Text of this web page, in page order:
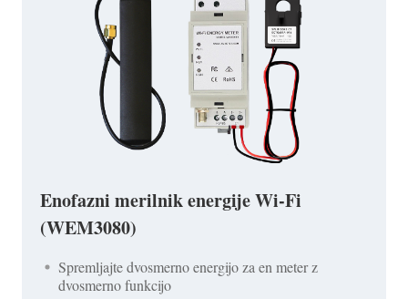
Enofazni merilnik energije Wi-Fi
(WEM3080)
Spremljajte dvosmerno energijo za en meter z
dvosmerno funkcijo